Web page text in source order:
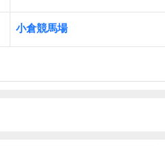
小倉競馬場